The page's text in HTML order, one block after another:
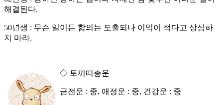
해결된다.
50년생 : 무슨 일이든 합의는 도출되나 이익이 적다고 상심하
지 마라.
◇ 토끼띠총운
금전운 : 중, 애정운 : 중, 건강운 : 중